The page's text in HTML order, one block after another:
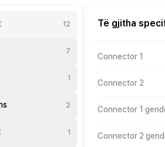
12
7
1
2
1
Të gjitha
Connector 1
Connector 2
Connector 1
Connector 2